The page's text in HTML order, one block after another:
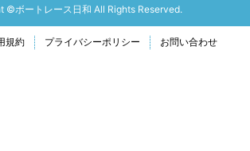
©ボートレース日和 All Rights Reserved.
規約 プライバシーポリシー お問い合わせ